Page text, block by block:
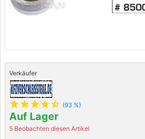
Verkäufer
star star star star star_half (93 %)
Auf Lager
5 Beobachten diesen Artikel